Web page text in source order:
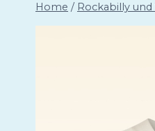
Home / Rockabilly